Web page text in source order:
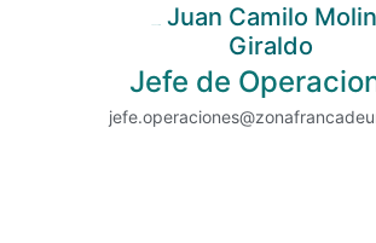
Juan Camilo
Giraldo
Jefe de